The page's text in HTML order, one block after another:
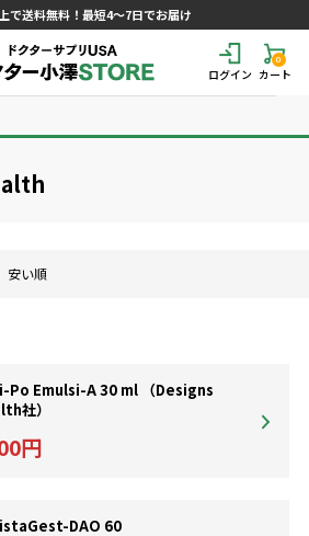
で送料無料！最短4～7日でお届け
ログイン
0
カート
安い順
Po Emulsi-A 30 ml （Designs
社）
円
DAO 60